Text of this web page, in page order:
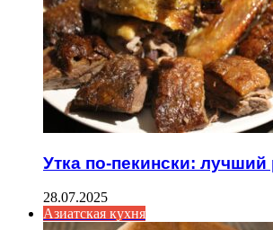
Утка по-пекински: лучший
28.07.2025
Азиатская кухня